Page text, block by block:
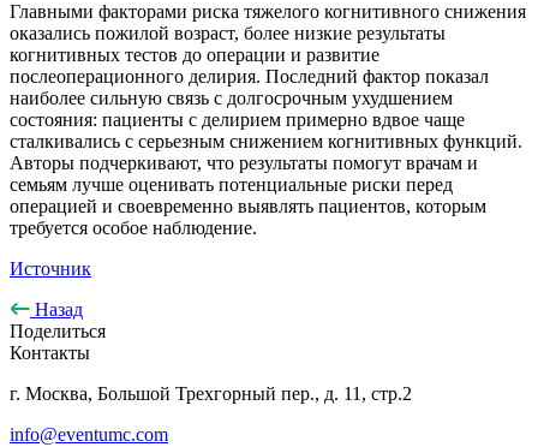
Главными факторами риска тяжелого когнитивного снижения
оказались пожилой возраст, более низкие результаты
когнитивных тестов до операции и развитие
послеоперационного делирия. Последний фактор показал
наиболее сильную связь с долгосрочным ухудшением
состояния: пациенты с делирием примерно вдвое чаще
сталкивались с серьезным снижением когнитивных функций.
Авторы подчеркивают, что результаты помогут врачам и
семьям лучше оценивать потенциальные риски перед
операцией и своевременно выявлять пациентов, которым
требуется особое наблюдение.
Источник
Назад
Поделиться
Контакты
г. Москва, Большой Трехгорный пер., д. 11, стр.2
info@eventumc.com